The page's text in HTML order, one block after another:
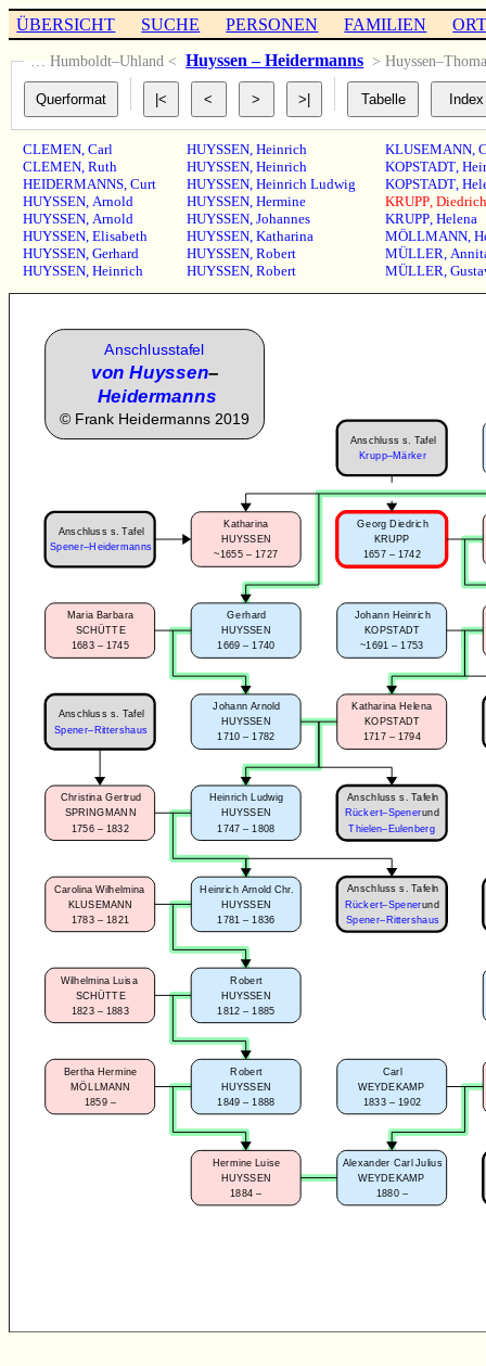
ÜBERSICHT SUCHE PERSONEN FAMILIEN
… Humboldt–Uhland < Huyssen – Heidermanns >
CLEMEN,Carl
CLEMEN,Ruth
HEIDERMANNS,Curt
HUYSSEN,Arnold
HUYSSEN,Arnold
HUYSSEN,Elisabeth
HUYSSEN,Gerhard
HUYSSEN,Heinrich
HUYSSEN, Heinrich
HUYSSEN, Heinrich
HUYSSEN, Heinrich Ludwig
HUYSSEN, Hermine
HUYSSEN, Johannes
HUYSSEN, Katharina
HUYSSEN, Robert
HUYSSEN, Robert
KLUSEMANN,
KOPSTADT,
KOPSTADT,
KRUPP, Diedrich
KRUPP, Helena
MÖLLMANN,
MÜLLER,
MÜLLER,
Anschlusstafel
von Huyssen–
Heidermanns
© Frank Heidermanns 2019
Carl
WEYDEKAMP
1833 – 1902
Alexander Carl Julius
WEYDEKAMP
1880 –
Hermine Luise
HUYSSEN
1884 –
Bertha Hermine
MÖLLMANN
1859 –
Robert
HUYSSEN
1849 – 1888
Wilhelmina Luisa
SCHÜTTE
1823 – 1883
Robert
HUYSSEN
1812 – 1885
Carolina Wilhelmina
KLUSEMANN
1783 – 1821
Heinrich Arnold Chr.
HUYSSEN
1781 – 1836
Heinrich Ludwig
HUYSSEN
1747 – 1808
Christina Gertrud
SPRINGMANN
1756 – 1832
Johann Arnold
HUYSSEN
1710 – 1782
Katharina Helena
KOPSTADT
1717 – 1794
Johann Heinrich
KOPSTADT
~1691 – 1753
Georg Diedrich
KRUPP
1657 – 1742
Anschluss s. Tafel
Krupp–Märker
Gerhard
HUYSSEN
1669 – 1740
Maria Barbara
SCHÜTTE
1683 – 1745
Anschluss s. Tafeln
Rückert–Spenerund
Spener–Rittershaus
Anschluss s. Tafeln
Rückert–Spenerund
Thielen–Eulenberg
Katharina
HUYSSEN
~1655 – 1727
Anschluss s. Tafel
Spener–Heidermanns
Anschluss s. Tafel
Spener–Rittershaus